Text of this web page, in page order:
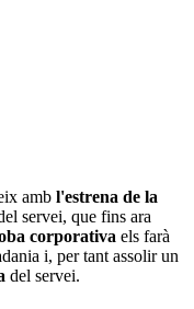
amb l'estrena de la
servei, que fins ara
corporativa els farà
i, per tant assolir un
del servei.